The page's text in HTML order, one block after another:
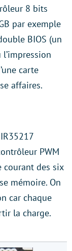
8 bits
par exemple
BIOS (un
carte
affaires.
PWM
des six
mémoire. On
car chaque
la charge.